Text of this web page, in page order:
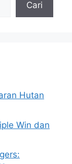
Cari
Hutan
Win dan